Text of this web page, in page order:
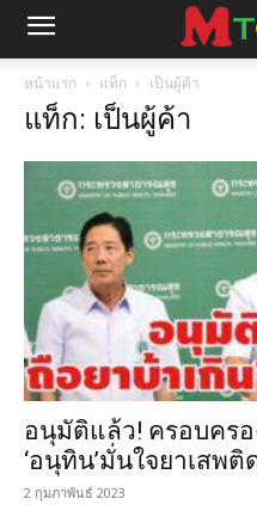
หน้าแรก แท็ก เป็นผู้ค้า
แท็ก: เป็นผู้ค้า
อนุมัติแล้ว! ครอบครอ
‘อนุทิน’มั่นใจยาเสพติ
2 กุมภาพันธ์ 2023